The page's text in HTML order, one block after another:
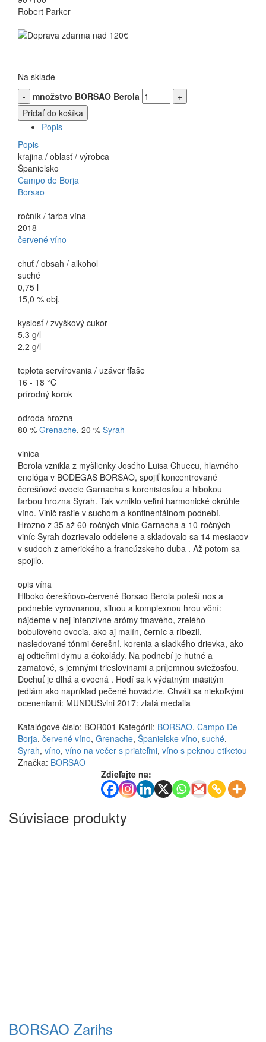
Robert Parker
Na sklade
množstvo BORSAO Berola
Pridať do košíka
Popis
Popis
krajina / oblasť / výrobca
Španielsko
Campo de Borja
Borsao
ročník / farba vína
2018
červené víno
chuť / obsah / alkohol
suché
0,75 l
15,0 % obj.
kyslosť / zvyškový cukor
5,3 g/l
2,2 g/l
teplota servírovania / uzáver fľaše
16 - 18 °C
prírodný korok
odroda hrozna
80 % Grenache, 20 % Syrah
vinica
Berola vznikla z myšlienky Josého Luisa Chuecu, hlavného
enológa v BODEGAS BORSAO, spojiť koncentrované
čerešňové ovocie Garnacha s korenistosťou a hlbokou
farbou hrozna Syrah. Tak vzniklo veľmi harmonické okrúhle
víno. Vinič rastie v suchom a kontinentálnom podnebí.
Hrozno z 35 až 60-ročných viníc Garnacha a 10-ročných
viníc Syrah dozrievalo oddelene a skladovalo sa 14 mesiacov
v sudoch z amerického a francúzskeho duba . Až potom sa
spojilo.
opis vína
Hlboko čerešňovo-červené Borsao Berola poteší nos a
podnebie vyrovnanou, silnou a komplexnou hrou vôní:
nájdeme v nej intenzívne arómy tmavého, zrelého
bobuľového ovocia, ako aj malín, černíc a ríbezlí,
nasledované tónmi čerešní, korenia a sladkého drievka, ako
aj odtieňmi dymu a čokolády. Na podnebí je hutné a
zamatové, s jemnými trieslovinami a príjemnou sviežosťou.
Dochuť je dlhá a ovocná . Hodí sa k výdatným mäsitým
jedlám ako napríklad pečené hovädzie. Chváli sa niekoľkými
oceneniami: MUNDUSvini 2017: zlatá medaila
Katalógové číslo: BOR001 Kategórií: BORSAO, Campo De
Borja, červené víno, Grenache, Španielske víno, suché,
Syrah, víno, víno na večer s priateľmi, víno s peknou etiketou
Značka: BORSAO
Zdieľajte na:
Súvisiace produkty
BORSAO Zarihs